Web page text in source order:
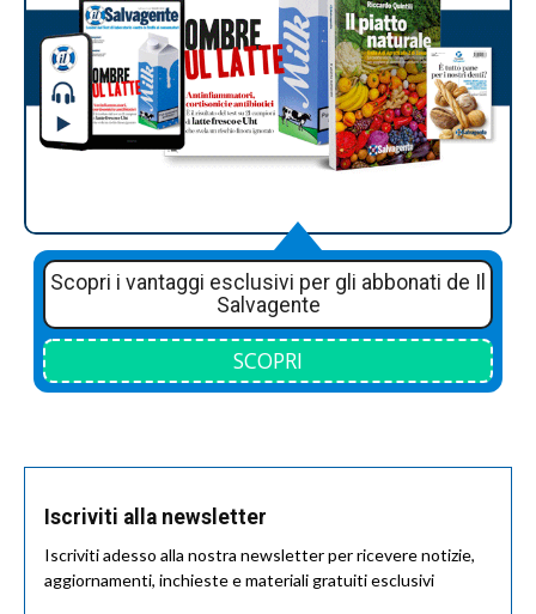
Scopri i vantaggi esclusivi per gli abbonati de Il
Salvagente
SCOPRI
Iscriviti alla newsletter
Iscriviti adesso alla nostra newsletter per ricevere notizie,
aggiornamenti, inchieste e materiali gratuiti esclusivi